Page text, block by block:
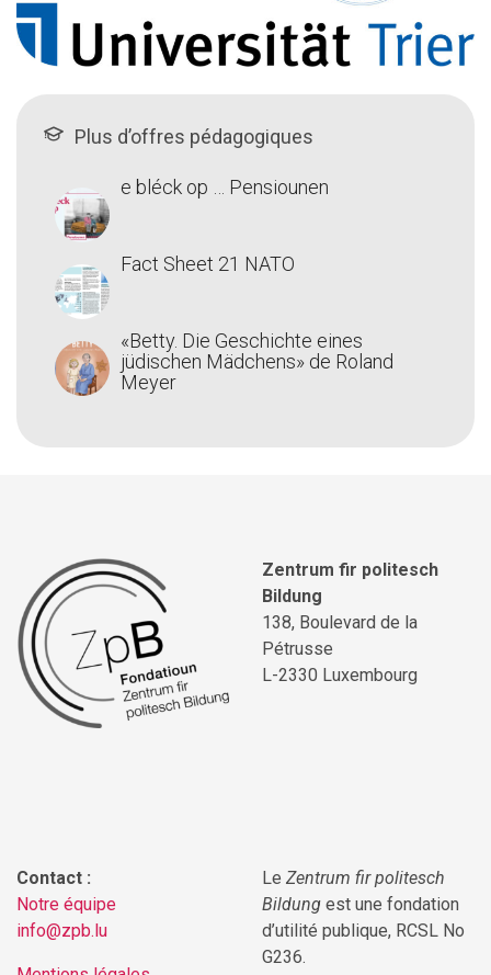
Plus d’offres pédagogiques
e bléck op … Pensiounen
Fact Sheet 21 NATO
«Betty. Die Geschichte eines
jüdischen Mädchens» de Roland
Meyer
Zentrum fir politesch
Bildung
138, Boulevard de la
Pétrusse
L-2330 Luxembourg
Contact :
Notre équipe
info@zpb.lu
Le Zentrum fir politesch
Bildung est une fondation
d’utilité publique, RCSL No
G236.